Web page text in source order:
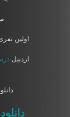
اولین
اردبیل
دانلود